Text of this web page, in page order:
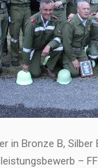
in Bronze B, Silber
–